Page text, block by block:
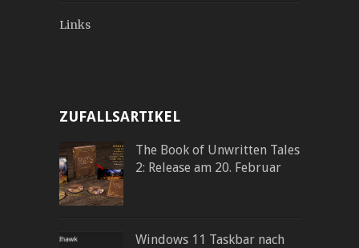
Links
ZUFALLSARTIKEL
The Book of Unwritten Tales
2: Release am 20. Februar
Windows 11 Taskbar nach